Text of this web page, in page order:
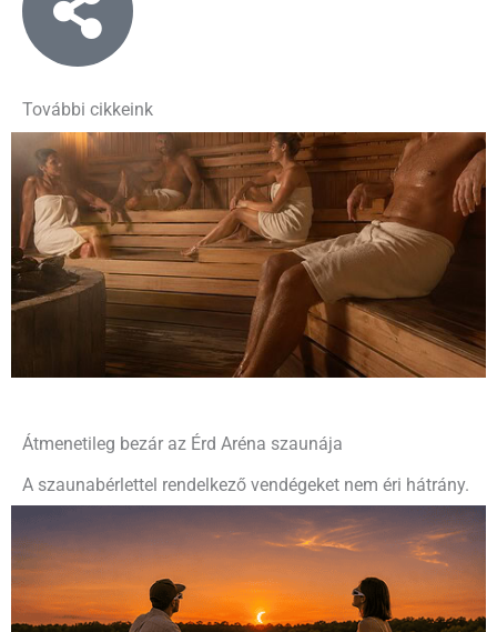
További cikkeink
Átmenetileg bezár az Érd Aréna szaunája
A szaunabérlettel rendelkező vendégeket nem éri hátrány.